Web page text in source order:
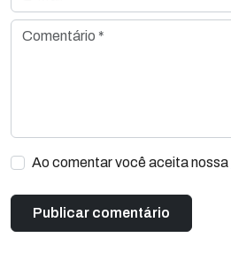
Comentário *
Ao comentar você aceita nossa